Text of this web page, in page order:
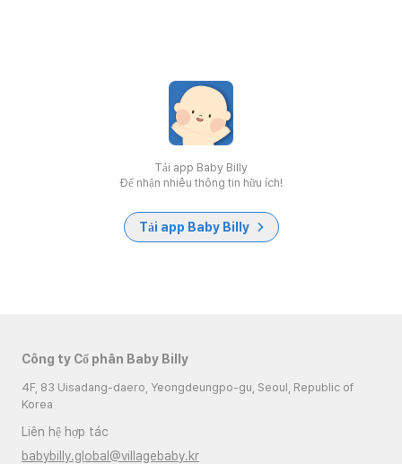
Tải app Baby Billy
Để nhận nhiều thông tin hữu ích!
Tải app Baby Billy
Công ty Cổ phần Baby Billy
4F, 83 Uisadang-daero, Yeongdeungpo-gu, Seoul, Republic of
Korea
Liên hệ hợp tác
babybilly.global@villagebaby.kr